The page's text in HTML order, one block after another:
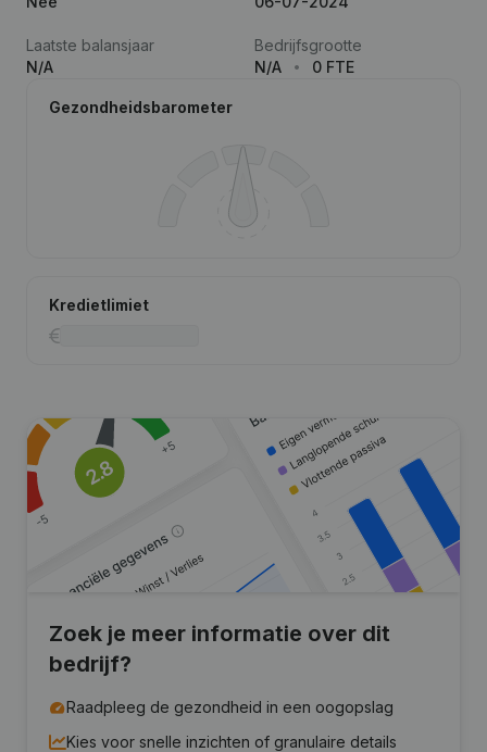
Laatste balansjaar
N/A
Bedrijfsgrootte
N/A
0 FTE
Gezondheidsbarometer
Kredietlimiet
Zoek je meer informatie over dit
bedrijf?
Raadpleeg de gezondheid in een oogopslag
Kies voor snelle inzichten of granulaire details